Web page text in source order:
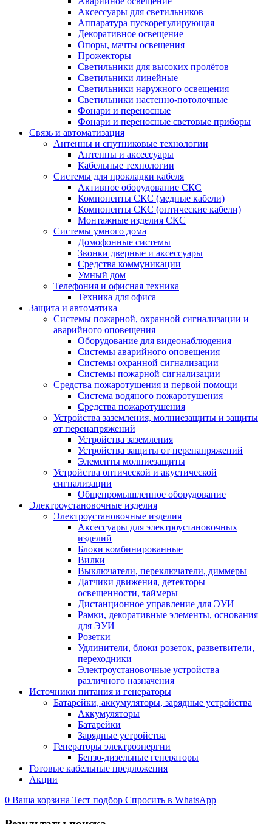
Аксессуары для светильников
Аппаратура пускорегулирующая
Декоративное освещение
Опоры, мачты освещения
Прожекторы
Светильники для высоких пролётов
Светильники линейные
Светильники наружного освещения
Светильники настенно-потолочные
Фонари и переносные
Фонари и переносные световые приборы
Связь и автоматизация
Антенны и спутниковые технологии
Антенны и аксессуары
Кабельные технологии
Системы для прокладки кабеля
Активное оборудование СКС
Компоненты СКС (медные кабели)
Компоненты СКС (оптические кабели)
Монтажные изделия СКС
Системы умного дома
Домофонные системы
Звонки дверные и аксессуары
Средства коммуникации
Умный дом
Телефония и офисная техника
Техника для офиса
Защита и автоматика
Системы пожарной, охранной сигнализации и
аварийного оповещения
Оборудование для видеонаблюдения
Системы аварийного оповещения
Системы охранной сигнализации
Системы пожарной сигнализации
Средства пожаротушения и первой помощи
Система водяного пожаротушения
Средства пожаротушения
Устройства заземления, молниезащиты и защиты
от перенапряжений
Устройства заземления
Устройства защиты от перенапряжений
Элементы молниезащиты
Устройства оптической и акустической
сигнализации
Общепромышленное оборудование
Электроустановочные изделия
Электроустановочные изделия
Аксессуары для электроустановочных
изделий
Блоки комбинированные
Вилки
Выключатели, переключатели, диммеры
Датчики движения, детекторы
освещенности, таймеры
Дистанционное управление для ЭУИ
Рамки, декоративные элементы, основания
для ЭУИ
Розетки
Удлинители, блоки розеток, разветвители,
переходники
Электроустановочные устройства
различного назначения
Источники питания и генераторы
Батарейки, аккумуляторы, зарядные устройства
Аккумуляторы
Батарейки
Зарядные устройства
Генераторы электроэнергии
Бензо-дизельные генераторы
Готовые кабельные предложения
Акции
0 Ваша корзина Тест подбор Спросить в WhatsApp